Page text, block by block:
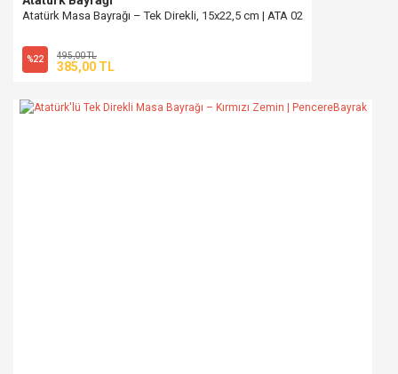
Atatürk Masa Bayrağı – Tek Direkli, 15x22,5 cm | ATA 02
%22 495,00 TL
385,00 TL